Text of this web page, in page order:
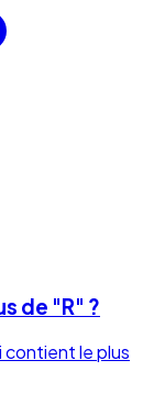
de "R" ?
contient le plus